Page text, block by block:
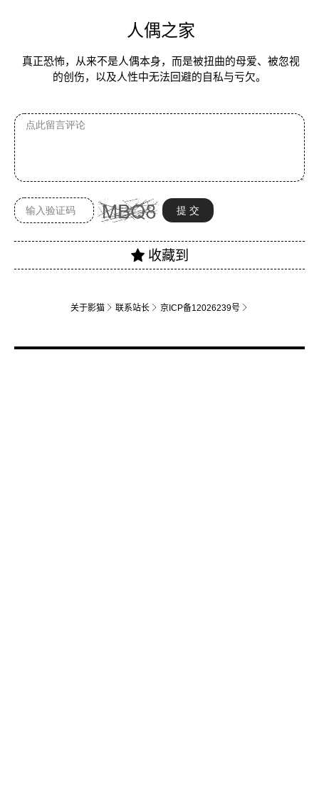
人偶之家
真正恐怖，从来不是人偶本身，而是被扭曲的母爱、被忽视
的创伤，以及人性中无法回避的自私与亏欠。
关于影猫 联系站长 京ICP备12026239号